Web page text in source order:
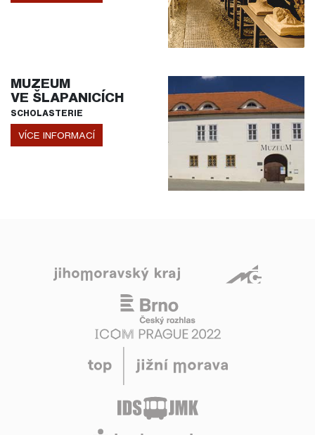
MUZEUM
VE ŠLAPANICÍCH
SCHOLASTERIE
VÍCE INFORMACÍ